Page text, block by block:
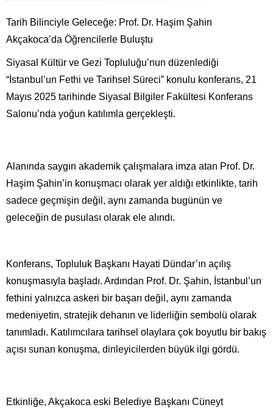
Tarih Bilinciyle Geleceğe: Prof. Dr. Haşim Şahin
Akçakoca’da Öğrencilerle Buluştu
Siyasal Kültür ve Gezi Topluluğu’nun düzenlediği
“İstanbul’un Fethi ve Tarihsel Süreci” konulu konferans, 21
Mayıs 2025 tarihinde Siyasal Bilgiler Fakültesi Konferans
Salonu’nda yoğun katılımla gerçekleşti.
Alanında saygın akademik çalışmalara imza atan Prof. Dr.
Haşim Şahin’in konuşmacı olarak yer aldığı etkinlikte, tarih
sadece geçmişin değil, aynı zamanda bugünün ve
geleceğin de pusulası olarak ele alındı.
Konferans, Topluluk Başkanı Hayati Dündar’ın açılış
konuşmasıyla başladı. Ardından Prof. Dr. Şahin, İstanbul’un
fethini yalnızca askeri bir başarı değil, aynı zamanda
medeniyetin, stratejik dehanın ve liderliğin sembolü olarak
tanımladı. Katılımcılara tarihsel olaylara çok boyutlu bir bakış
açısı sunan konuşma, dinleyicilerden büyük ilgi gördü.
Etkinliğe, Akçakoca eski Belediye Başkanı Cüneyt